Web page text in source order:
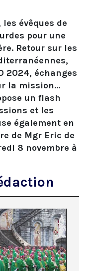
évêques de
pour une
Retour sur les
2024, échanges
la mission...
un flash
et les
également en
de Mgr Eric de
8 novembre à